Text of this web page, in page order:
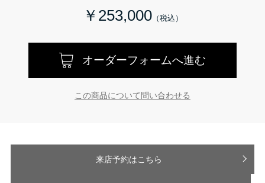
￥253,000
オーダーフォームへ進む
この商品について問い合わせる
来店予約はこちら